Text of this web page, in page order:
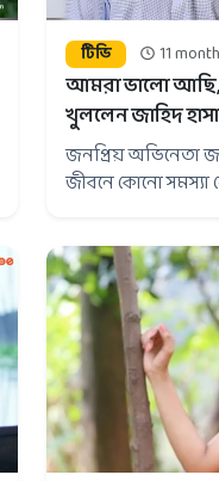
টিভি 11
আমরা ভালো আছি,
খুললেন জাহিদ
জনপ্রিয় অভিনেতা
জীবনে কোনো সমস্যা